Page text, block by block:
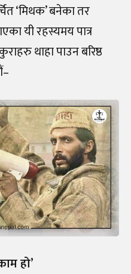
‘मिथक’ बनेका तर
यी रहस्यमय पात्र
थाहा पाउन बरिष्ठ
हो’